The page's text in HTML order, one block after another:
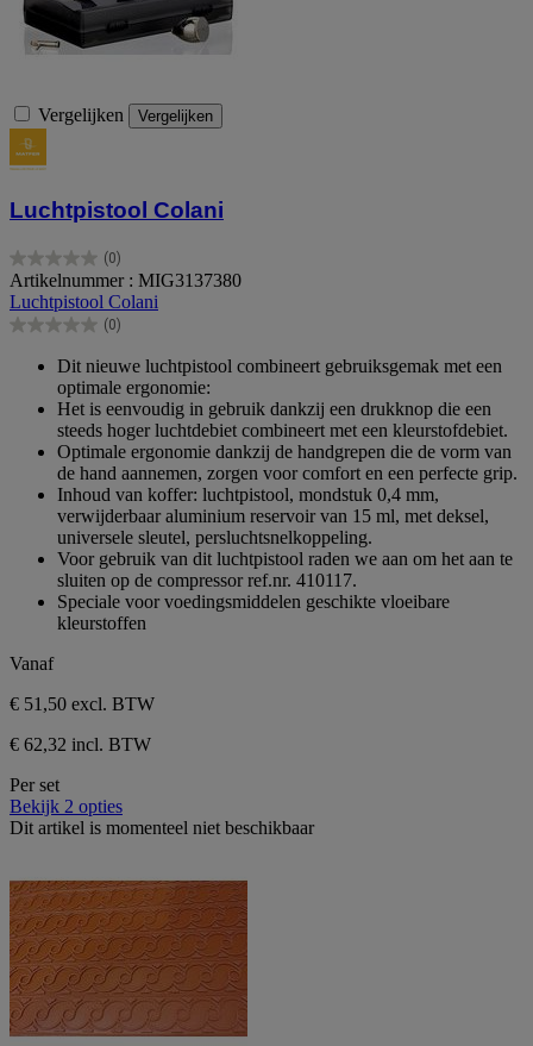
Vergelijken Vergelijken
Luchtpistool Colani
(0)
0.0
van
de
5
Artikelnummer : MIG3137380
Luchtpistool Colani
(0)
0.0
sterren.
Dit nieuwe luchtpistool combineert gebruiksgemak met een
optimale ergonomie:
Het is eenvoudig in gebruik dankzij een drukknop die een
steeds hoger luchtdebiet combineert met een kleurstofdebiet.
Optimale ergonomie dankzij de handgrepen die de vorm van
de hand aannemen, zorgen voor comfort en een perfecte grip.
Inhoud van koffer: luchtpistool, mondstuk 0,4 mm,
verwijderbaar aluminium reservoir van 15 ml, met deksel,
universele sleutel, persluchtsnelkoppeling.
Voor gebruik van dit luchtpistool raden we aan om het aan te
sluiten op de compressor ref.nr. 410117.
Speciale voor voedingsmiddelen geschikte vloeibare
kleurstoffen
Vanaf
€ 51,50 excl. BTW
€ 62,32 incl. BTW
Per set
Bekijk 2 opties
Dit artikel is momenteel niet beschikbaar